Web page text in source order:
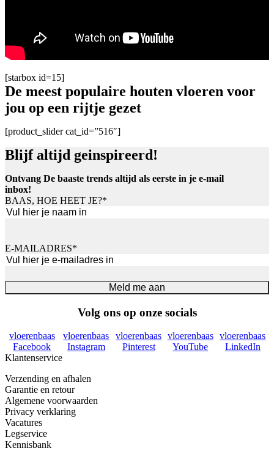
[starbox id=15]
De meest populaire houten vloeren voor
jou op een rijtje gezet
[product_slider cat_id=”516″]
Blijf altijd geinspireerd!
Ontvang De baaste trends altijd als eerste in je e-mail
inbox!
BAAS, HOE HEET JE?*
E-MAILADRES*
Meld me aan
Volg ons op onze socials
vloerenbaas
Facebook
vloerenbaas
Instagram
vloerenbaas
Pinterest
vloerenbaas
YouTube
vloerenbaas
LinkedIn
Klantenservice
Verzending en afhalen
Garantie en retour
Algemene voorwaarden
Privacy verklaring
Vacatures
Legservice
Kennisbank